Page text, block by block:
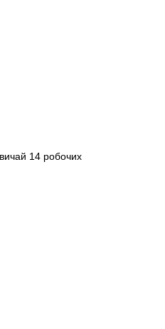
14 робочих